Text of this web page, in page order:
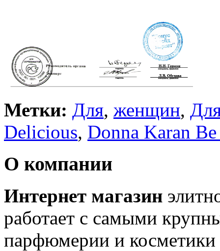
Метки: Для, женщин,
Delicious, Donna Karan
О компании
Интернет магазин
работает с самыми
парфюмерии и